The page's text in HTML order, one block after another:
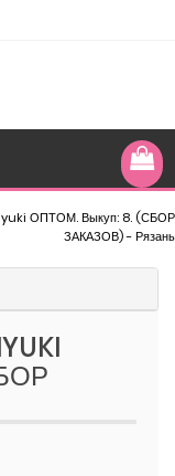
ОПТОМ. Выкуп: 8. (СБОР
ЗАКАЗОВ) - Рязань